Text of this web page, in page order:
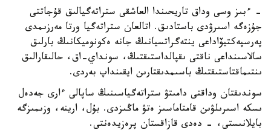
- ءبىز وسى وداق تاريحىندا العاشقى ستراتەگيالىق قۇجاتتى
جۇزەگە اسىرۋدى باستادىق. اتالعان ستراتەگيا ورتا مەرزىمدى
پەرسپەكتيۆاداعى ينتەگراتسيانىڭ جانە ەكونوميكانىڭ بارلىق
سالاسىنداعى ناقتى ىقپالداستىقتىڭ، سونداي-اق، حالىقارالىق
ىنتىماقتاستىقتىڭ باسىمدىقتارىن ايقىنداپ بەردى.
سوندىقتان وداقتى دامىتۋ ستراتەگياسىنىڭ ساپالى ءارى جەدەل
ىسكە اسىرىلۋىن قامتاماسىز ەتۋ ماڭىزدى. بۇل، ارينە، وزىمىزگە
بايلانىستى، - دەدى قازاقستان پرەزيدەنتى.